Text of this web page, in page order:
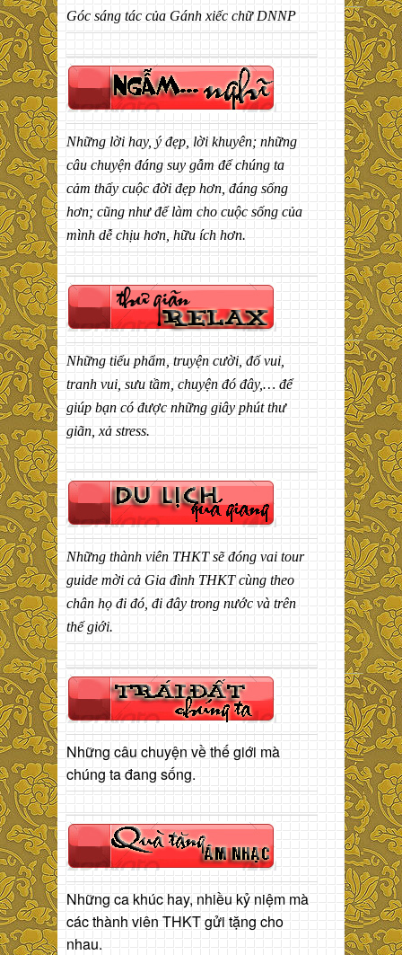
Góc sáng tác của Gánh xiếc chữ DNNP
Những lời hay, ý đẹp, lời khuyên; những
câu chuyện đáng suy gẫm để chúng ta
cảm thấy cuộc đời đẹp hơn, đáng sống
hơn; cũng như để làm cho cuộc sống của
mình dễ chịu hơn, hữu ích hơn.
Những tiểu phẩm, truyện cười, đố vui,
tranh vui, sưu tầm, chuyện đó đây,… để
giúp bạn có được những giây phút thư
giãn, xả stress.
Những thành viên THKT sẽ đóng vai tour
guide mời cả Gia đình THKT cùng theo
chân họ đi đó, đi đây trong nước và trên
thế giới.
Những câu chuyện về thế giới mà
chúng ta đang sống.
Những ca khúc hay, nhiều kỷ niệm mà
các thành viên THKT gửi tặng cho
nhau.